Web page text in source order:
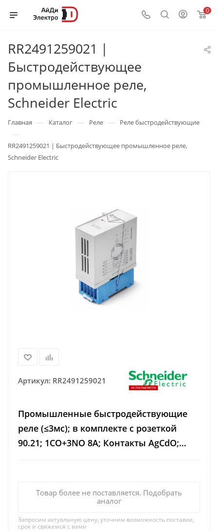
0
RR2491259021 |
Быстродействующее
промышленное реле,
Schneider Electric
Главная — Каталог — Реле — Реле быстродействующие
—
RR2491259021 | Быстродействующее промышленное реле,
Schneider Electric
Артикул: RR2491259021
Промышленные быстродействующие
реле (≤3мс); в комплекте с розеткой
90.21; 1CO+3NO 8A; Контакты AgCdO;
Товар более не поставляется. Подобрать
аналог
Запросим актуальную цену, уточним возможность поставки,
срок и свяжемся с вами